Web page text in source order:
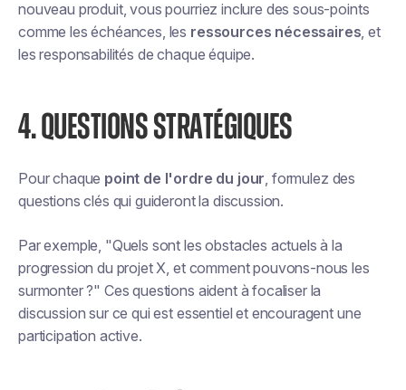
nouveau produit, vous pourriez inclure des sous-points
comme les échéances, les ressources nécessaires, et
les responsabilités de chaque équipe.
4. QUESTIONS STRATÉGIQUES
Pour chaque point de l'ordre du jour, formulez des
questions clés qui guideront la discussion.
Par exemple, "Quels sont les obstacles actuels à la
progression du projet X, et comment pouvons-nous les
surmonter ?" Ces questions aident à focaliser la
discussion sur ce qui est essentiel et encouragent une
participation active.